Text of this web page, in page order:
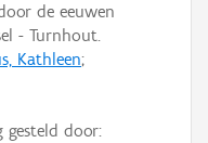
de eeuwen
- Turnhout.
Kathleen;
gesteld door: